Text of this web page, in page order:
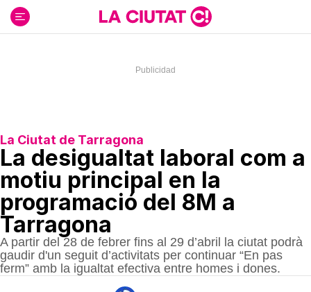
contenido
La Ciutat de Tarragona
La desigualtat laboral com a
motiu principal en la
programació del 8M a
Tarragona
A partir del 28 de febrer fins al 29 d’abril la ciutat podrà
gaudir d'un seguit d’activitats per continuar “En pas
ferm” amb la igualtat efectiva entre homes i dones.